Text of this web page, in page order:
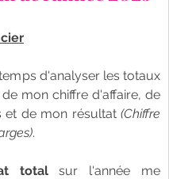
d'analyser les totaux
mon chiffre d'affaire, de
et de mon résultat (Chiffre
.
total
sur l'année me